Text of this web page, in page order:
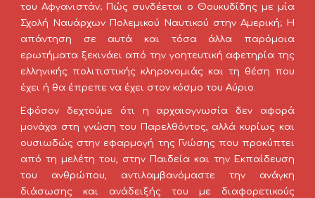
του Αφγανιστάν; Πώς συνδέεται ο Θουκυδίδης με μία
Σχολή Ναυάρχων Πολεμικού Ναυτικού στην Αμερική; Η
απάντηση σε αυτά και τόσα άλλα παρόμοια
ερωτήματα ξεκινάει από την γοητευτική αφετηρία της
ελληνικής πολιτιστικής κληρονομιάς και τη θέση που
έχει ή θα έπρεπε να έχει στον κόσμο του Αύριο.
Εφόσον δεχτούμε ότι η αρχαιογνωσία δεν αφορά
μονάχα στη γνώση του Παρελθόντος, αλλά κυρίως και
ουσιωδώς στην εφαρμογή της Γνώσης που προκύπτει
από τη μελέτη του, στην Παιδεία και την Εκπαίδευση
του ανθρώπου, αντιλαμβανόμαστε την ανάγκη
διάσωσης και ανάδειξής του με διαφορετικούς